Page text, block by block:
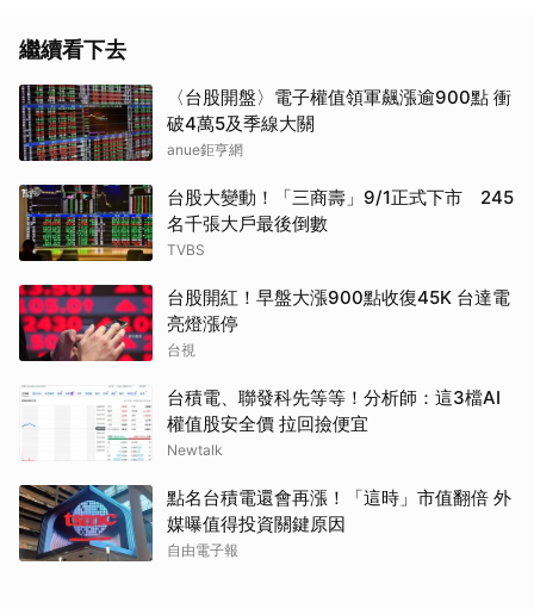
繼續看下去
〈台股開盤〉電子權值領軍飆漲逾900點 衝
破4萬5及季線大關
anue鉅亨網
台股大變動！「三商壽」9/1正式下市 245
名千張大戶最後倒數
TVBS
台股開紅！早盤大漲900點收復45K 台達電
亮燈漲停
台視
台積電、聯發科先等等！分析師：這3檔AI
權值股安全價 拉回撿便宜
Newtalk
點名台積電還會再漲！「這時」市值翻倍 外
媒曝值得投資關鍵原因
自由電子報